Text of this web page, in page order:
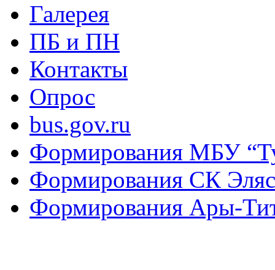
Галерея
ПБ и ПН
Контакты
Опрос
bus.gov.ru
Формирования МБУ
Формирования СК
Формирования Ары-